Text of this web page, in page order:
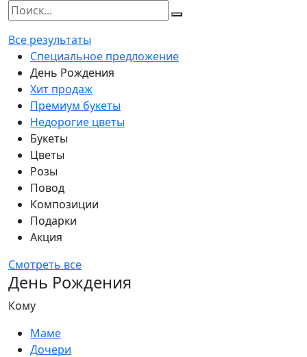
Все результаты
Специальное предложение
День Рождения
Хит продаж
Премиум букеты
Недорогие цветы
Букеты
Цветы
Розы
Повод
Композиции
Подарки
Акция
Смотреть все
День Рождения
Кому
Маме
Дочери